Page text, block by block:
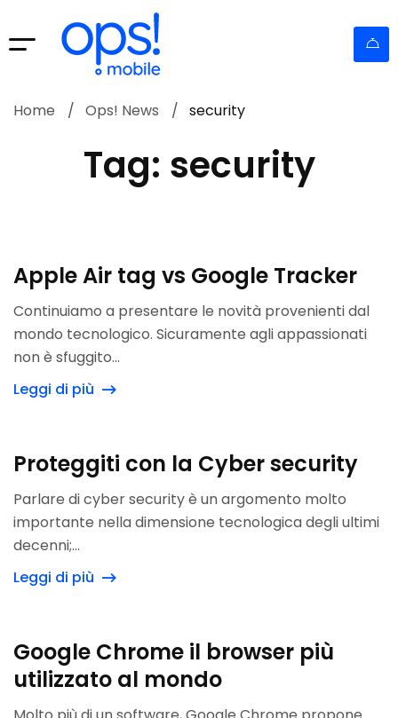
Tag: security
Home Ops! News security
Apple Air tag vs Google Tracker
Continuiamo a presentare le novità provenienti dal
mondo tecnologico. Sicuramente agli appassionati
non è sfuggito...
Leggi di più
Proteggiti con la Cyber security
Parlare di cyber security è un argomento molto
importante nella dimensione tecnologica degli ultimi
decenni;...
Leggi di più
Google Chrome il browser più
utilizzato al mondo